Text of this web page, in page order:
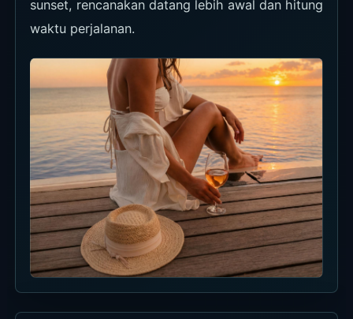
Harga
IDR 1.500.000++ per orang, belum
Lihat detail acara
Rio Sidik LIVE at Sundara
tepi pantai.